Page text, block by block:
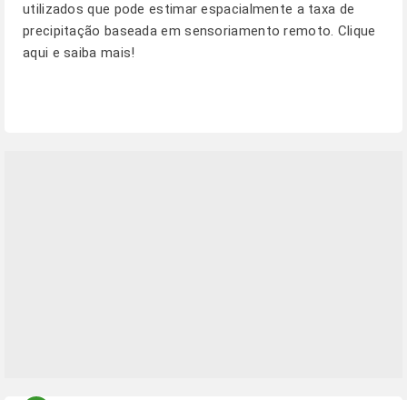
utilizados que pode estimar espacialmente a taxa de
precipitação baseada em sensoriamento remoto. Clique
aqui e saiba mais!